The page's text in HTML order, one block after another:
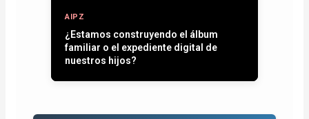
AIPZ
¿Estamos construyendo el álbum
familiar o el expediente digital de
nuestros hijos?